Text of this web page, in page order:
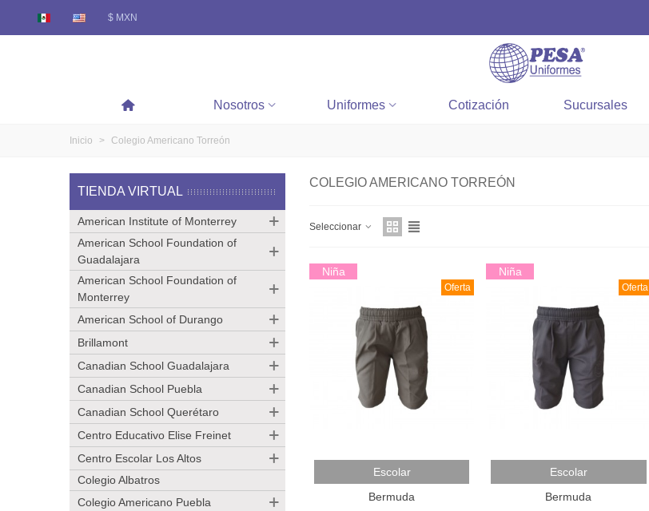
$ MXN
Nosotros Uniformes Cotización Sucursales
Inicio > Colegio Americano Torreón
TIENDA VIRTUAL
American Institute of Monterrey
American School Foundation of
Guadalajara
American School Foundation of
Monterrey
American School of Durango
Brillamont
Canadian School Guadalajara
Canadian School Puebla
Canadian School Querétaro
Centro Educativo Elise Freinet
Centro Escolar Los Altos
Colegio Albatros
Colegio Americano Puebla
COLEGIO AMERICANO TORREÓN
Seleccionar
Niña
Oferta
Añadir Al Carrito
Escolar
Bermuda
Niña
Oferta
Añadir Al Carrito
Escolar
Bermuda